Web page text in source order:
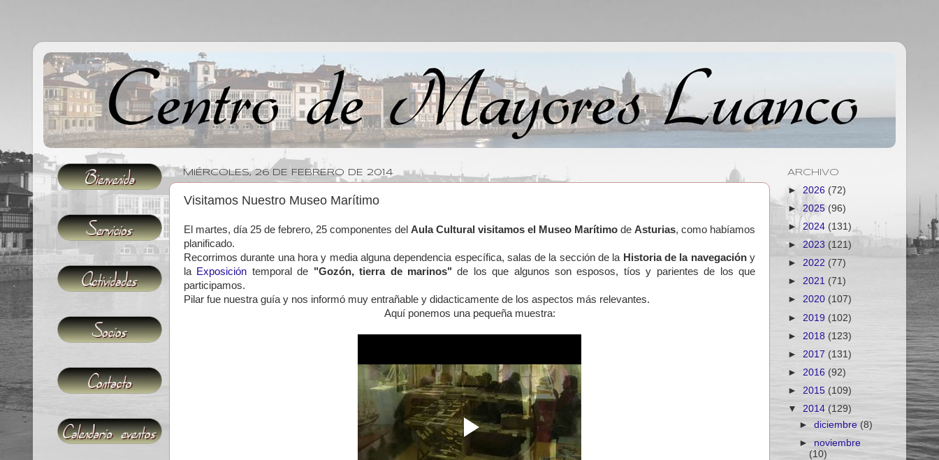
MIÉRCOLES, 26 DE FEBRERO DE 2014
Visitamos Nuestro Museo Marítimo
El martes, día 25 de febrero, 25 componentes del Aula Cultural visitamos el Museo Marítimo de Asturias, como habíamos
planificado.
Recorrimos durante una hora y media alguna dependencia específica, salas de la sección de la Historia de la navegacióny
la Exposición temporal de "Gozón, tierra de marinos"de los que algunos son esposos, tíos y parientes de los que
participamos.
Pilar fue nuestra guía y nos informó muy entrañable y didacticamente de los aspectos más relevantes.
Aquí ponemos una pequeña muestra:
ARCHIVO
► 2026 (72)
► 2025 (96)
► 2024 (131)
► 2023 (121)
► 2022 (77)
► 2021 (71)
► 2020 (107)
► 2019 (102)
► 2018 (123)
► 2017 (131)
► 2016 (92)
► 2015 (109)
▼ 2014 (129)
►diciembre(8)
► noviembre
(10)